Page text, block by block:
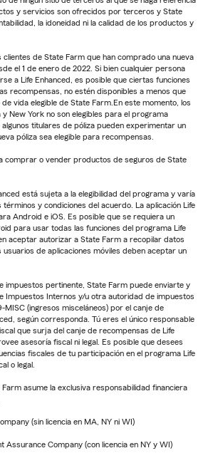
y servicios son ofrecidos por terceros y State
la idoneidad ni la calidad de los productos y
clientes de State Farm que han comprado una nueva
el 1 de enero de 2022. Si bien cualquier persona
a Life Enhanced, es posible que ciertas funciones
recompensas, no estén disponibles a menos que
vida elegible de State Farm.En este momento, los
New York no son elegibles para el programa
algunos titulares de póliza pueden experimentar un
póliza sea elegible para recompensas.
comprar o vender productos de seguros de State
está sujeta a la elegibilidad del programa y varía
términos y condiciones del acuerdo. La aplicación Life
Android e iOS. Es posible que se requiera un
para usar todas las funciones del programa Life
aceptar autorizar a State Farm a recopilar datos
de aplicaciones móviles deben aceptar un
impuestos pertinente, State Farm puede enviarte y
Impuestos Internos y/u otra autoridad de impuestos
MISC (ingresos misceláneos) por el canje de
según corresponda. Tú eres el único responsable
que surja del canje de recompensas de Life
asesoría fiscal ni legal. Es posible que desees
fiscales de tu participación en el programa Life
o legal.
asume la exclusiva responsabilidad financiera
(sin licencia en MA, NY ni WI)
Assurance Company (con licencia en NY y WI)